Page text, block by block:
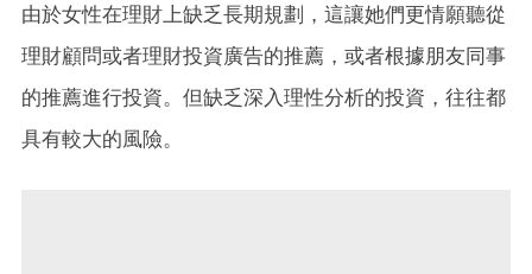
由於女性在理財上缺乏長期規劃，這讓她們更情願聽從
理財顧問或者理財投資廣告的推薦，或者根據朋友同事
的推薦進行投資。但缺乏深入理性分析的投資，往往都
具有較大的風險。